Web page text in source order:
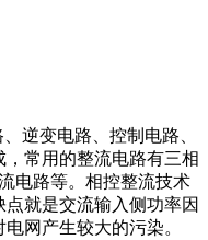
逆变电路、控制电路、
常用的整流电路有三相
电路等。相控整流技术
就是交流输入侧功率因
网产生较大的污染。